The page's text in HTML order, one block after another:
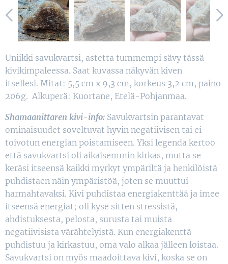
Uniikki savukvartsi, astetta tummempi sävy tässä
kivikimpaleessa. Saat kuvassa näkyvän kiven
itsellesi. Mitat: 5,5 cm x 9,3 cm, korkeus 3,2 cm, paino
206g. Alkuperä: Kuortane, Etelä-Pohjanmaa.
Shamaanittaren kivi-info: Savukvartsin parantavat
ominaisuudet soveltuvat hyvin negatiivisen tai ei-
toivotun energian poistamiseen. Yksi legenda kertoo
että savukvartsi oli aikaisemmin kirkas, mutta se
keräsi itseensä kaikki myrkyt ympäriltä ja henkilöistä
puhdistaen näin ympäristöä, joten se muuttui
harmahtavaksi. Kivi puhdistaa energiakenttää ja imee
itseensä energiat; oli kyse sitten stressistä,
ahdistuksesta, pelosta, surusta tai muista
negatiivisista värähtelyistä. Kun energiakenttä
puhdistuu ja kirkastuu, oma valo alkaa jälleen loistaa.
Savukvartsi on myös maadoittava kivi, koska se on